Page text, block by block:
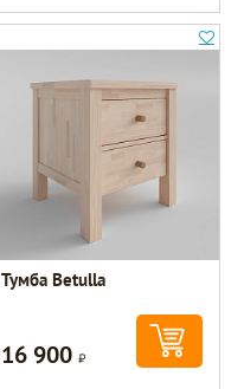
Тумба Betulla
16 900Р